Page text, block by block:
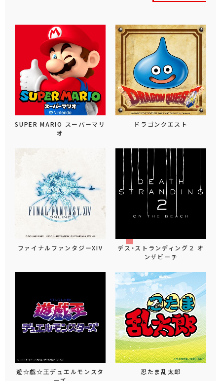
SUPER MARIO スーパーマリ
オ
ドラゴンクエスト
ファイナルファンタジーXIV
デス・ストランディング２ オ
ンザビーチ
遊☆戯☆王デュエルモンスタ
忍たま乱太郎